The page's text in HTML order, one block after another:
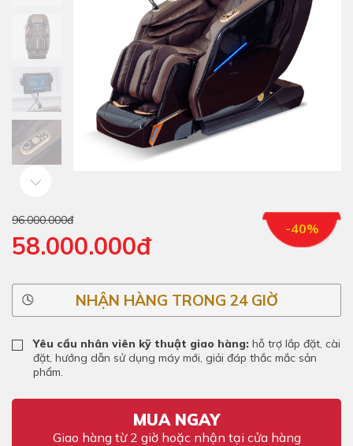
96.000.000đ
58.000.000đ
-40%
NHẬN HÀNG TRONG 24 GIỜ
Yêu cầu nhân viên kỹ thuật giao hàng: hỗ trợ lắp đặt, cài
đặt, hướng dẫn sử dụng máy mới, giải đáp thắc mắc sản
phẩm.
MUA NGAY
Giao hàng từ 2 giờ hoặc nhận tại cửa hàng